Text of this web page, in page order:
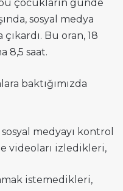
çocukların günde
sosyal medya
Bu oran, 18
8,5 saat.
baktığımızda
medyayı kontrol
videoları izledikleri,
istemedikleri,